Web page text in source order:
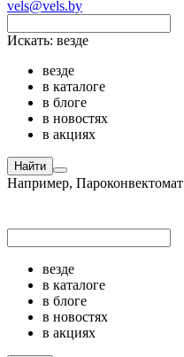
vels@vels.by
Искать: везде
везде
в каталоге
в блоге
в новостях
в акциях
Найти
Например, Пароконвектомат
везде
в каталоге
в блоге
в новостях
в акциях